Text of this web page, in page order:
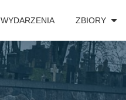
WYDARZENIA ZBIORY